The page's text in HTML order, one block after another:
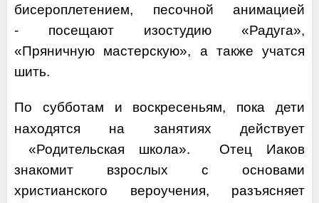
бисероплетением, песочной анимацией
- посещают изостудию «Радуга»,
«Пряничную мастерскую», а также учатся
шить.
По субботам и воскресеньям, пока дети
находятся на занятиях действует
«Родительская школа». Отец Иаков
знакомит взрослых с основами
христианского вероучения, разъясняет